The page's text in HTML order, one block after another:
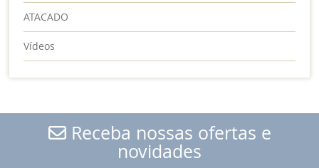
ATACADO
Vídeos
Receba nossas ofertas e
novidades